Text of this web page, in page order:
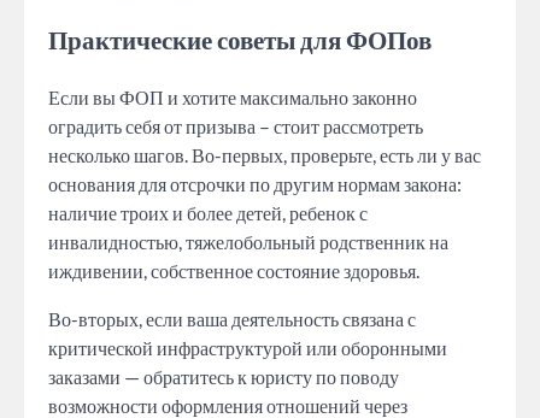
Практические советы для ФОПов
Если вы ФОП и хотите максимально законно
оградить себя от призыва – стоит рассмотреть
несколько шагов. Во-первых, проверьте, есть ли у вас
основания для отсрочки по другим нормам закона:
наличие троих и более детей, ребенок с
инвалидностью, тяжелобольный родственник на
иждивении, собственное состояние здоровья.
Во-вторых, если ваша деятельность связана с
критической инфраструктурой или оборонными
заказами — обратитесь к юристу по поводу
возможности оформления отношений через